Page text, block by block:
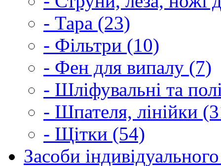
- Тара (23)
- Фільтри (10)
- Фен для випалу (7)
- Шліфувальні та
- Шпателя, лінійки
- Щітки (54)
Засоби